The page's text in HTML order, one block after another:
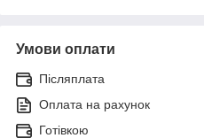
Умови оплати
Післяплата
Оплата на рахунок
Готівкою